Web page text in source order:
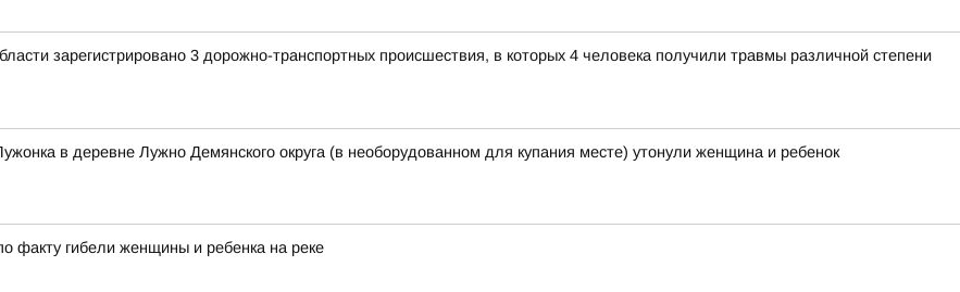
зарегистрировано 3 дорожно-транспортных происшествия, в которых 4 человека получили травмы различной степени
в деревне Лужно Демянского округа (в необорудованном для купания месте) утонули женщина и ребенок
факту гибели женщины и ребенка на реке